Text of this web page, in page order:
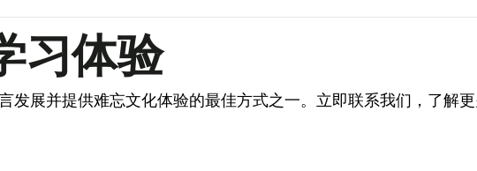
习体验
发展并提供难忘文化体验的最佳方式之一。立即联系我们，了解